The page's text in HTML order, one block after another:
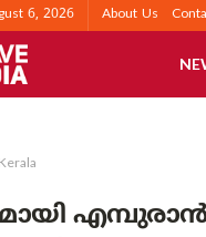
6, 2026 About Us
Kerala
എമ്പുരാൻ